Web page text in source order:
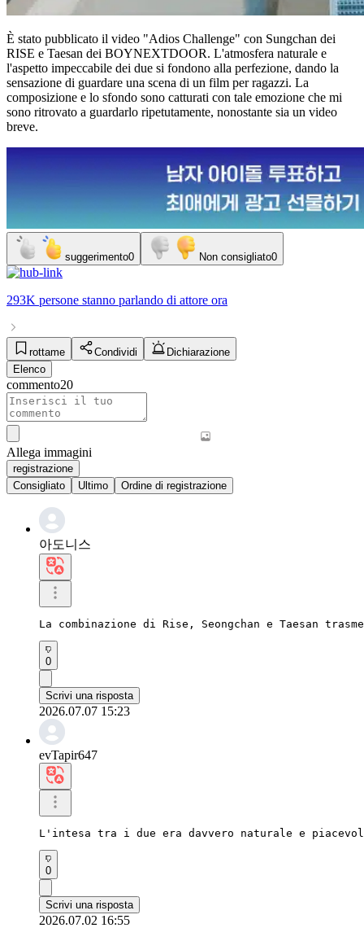
È stato pubblicato il video "Adios Challenge" con Sungchan dei
RISE e Taesan dei BOYNEXTDOOR. L'atmosfera naturale e
l'aspetto impeccabile dei due si fondono alla perfezione, dando la
sensazione di guardare una scena di un film per ragazzi. La
composizione e lo sfondo sono catturati con tale emozione che mi
sono ritrovato a guardarlo ripetutamente, nonostante sia un video
breve.
suggerimento0 Non consigliato0
293K persone stanno parlando di attore ora
rottame Condividi
Dichiarazione
Elenco
commento20
Allega immagini
registrazione
Consigliato
Ultimo Ordine di registrazione
아도니스
La combinazione di Rise, Seongchan e Taesan
0
Scrivi una risposta
2026.07.07 15:23
evTapir647
L'intesa tra i due era davvero naturale e
0
Scrivi una risposta
2026.07.02 16:55